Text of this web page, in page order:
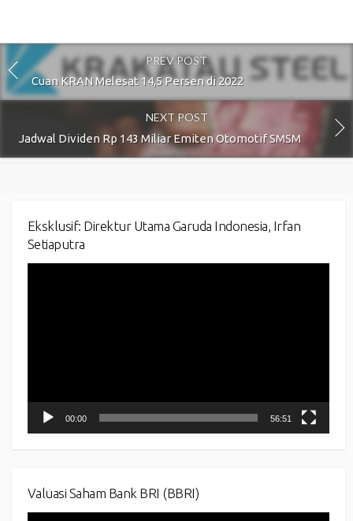
PREV POST
Cuan KRAN Melesat 14,5 Persen di 2022
NEXT POST
Jadwal Dividen Rp 143 Miliar Emiten Otomotif SMSM
Eksklusif: Direktur Utama Garuda Indonesia, Irfan
Setiaputra
00:00 56:51
Valuasi Saham Bank BRI (BBRI)